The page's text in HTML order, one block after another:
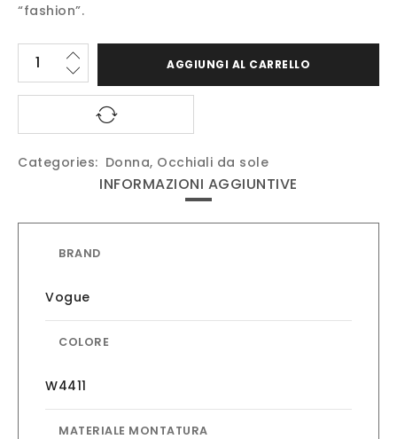
“fashion”.
AGGIUNGI AL CARRELLO
Categories: Donna, Occhiali da sole
INFORMAZIONI AGGIUNTIVE
BRAND
Vogue
COLORE
W4411
MATERIALE MONTATURA